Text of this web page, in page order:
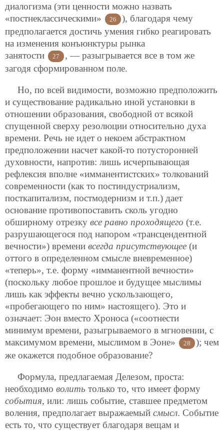
диалогизма (эти ценности можно назвать
«постнеклассическими»
26
), благодаря чему
предполагается достичь умения гибко реагировать
на изменения конъюнктуры рынка
занятости
27
, — разыгрывается все в том же
загодя сформированном поле.
Но, по всей видимости, возможно предположить
и существование радикально иной установки в
отношении образования, свободной от всякой
спущенной сверху резолюции относительно духа
времени. Речь не идет о некоем абстрактном
предположении насчет какой-то потусторонней
духовности, напротив: лишь исчерпывающая
рефлексия вполне «имманентистских» толкований
современности (как то постиндустриализм,
посткапитализм, постмодернизм и т.п.) дает
основание противопоставить сколь угодно
обширному отрезку все равно проходящего (т.е.
разрушающегося под напором «трансцендентной
вечности») времени всегда присутствующее (и
оттого в определенном смысле вневременное)
«теперь», т.е. форму «имманентной вечности»
(поскольку любое прошлое и будущее мыслимы
лишь как эффекты вечно ускользающего,
«пробегающего по ним» настоящего). Это и
означает: Эон вместо Хроноса («соотнести
минимум времени, разыгрываемого в мгновении, с
максимумом времени, мыслимом в Эоне»
28
); чем
же окажется подобное образование?
Формула, предлагаемая Делезом, проста:
необходимо волить только то, что имеет форму
события, или: лишь событие, ставшее предметом
воления, предполагает выражаемый смысл. Событие
есть то, что существует благодаря вещам и